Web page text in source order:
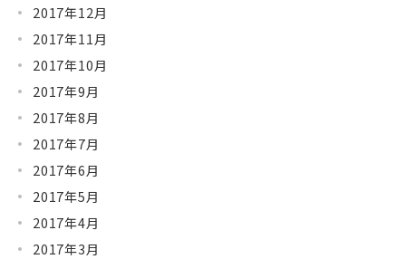
2017年12月
2017年11月
2017年10月
2017年9月
2017年8月
2017年7月
2017年6月
2017年5月
2017年4月
2017年3月